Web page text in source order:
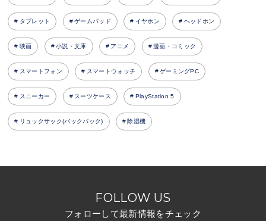
タブレット ゲームパッド イヤホン ヘッドホン
映画 小説・文庫 アニメ 漫画・コミック
スマートフォン スマートウォッチ ゲーミングPC
スニーカー スーツケース PlayStation 5
リュックサック(バックパック) 除湿機
FOLLOW US
フォローして最新情報をチェック